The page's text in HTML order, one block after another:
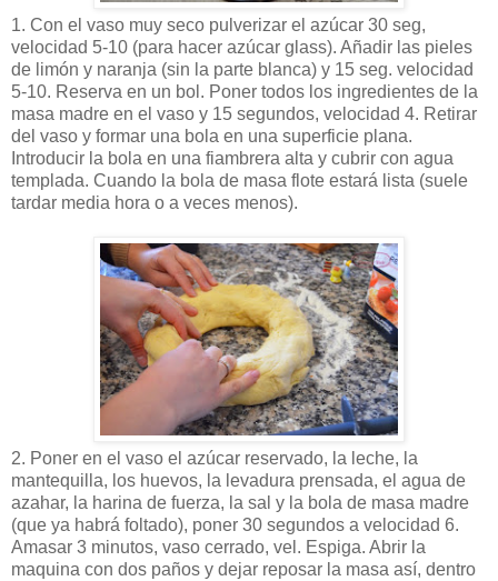
1. Con el vaso muy seco pulverizar el azúcar 30 seg,
velocidad 5-10 (para hacer azúcar glass). Añadir las pieles
de limón y naranja (sin la parte blanca) y 15 seg. velocidad
5-10. Reserva en un bol. Poner todos los ingredientes de la
masa madre en el vaso y 15 segundos, velocidad 4. Retirar
del vaso y formar una bola en una superficie plana.
Introducir la bola en una fiambrera alta y cubrir con agua
templada. Cuando la bola de masa flote estará lista (suele
tardar media hora o a veces menos).
2. Poner en el vaso el azúcar reservado, la leche, la
mantequilla, los huevos, la levadura prensada, el agua de
azahar, la harina de fuerza, la sal y la bola de masa madre
(que ya habrá foltado), poner 30 segundos a velocidad 6.
Amasar 3 minutos, vaso cerrado, vel. Espiga. Abrir la
maquina con dos paños y dejar reposar la masa así, dentro